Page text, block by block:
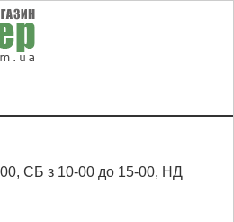
СБ з 10-00 до 15-00, НД